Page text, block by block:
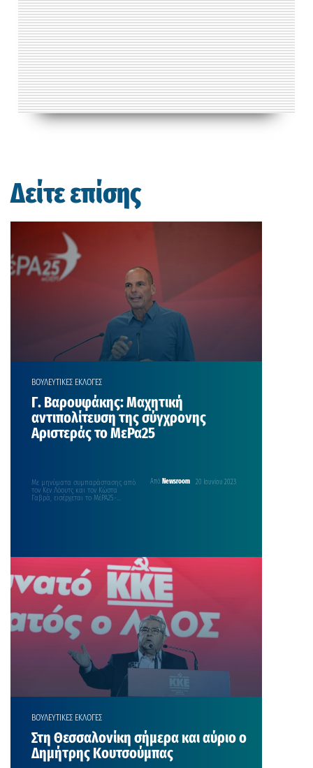
Δείτε επίσης
ΒΟΥΛΕΥΤΙΚΕΣ ΕΚΛΟΓΕΣ
Γ. Βαρουφάκης: Μαχητική
αντιπολίτευση της σύγχρονης
Αριστεράς το ΜεΡα25
Από Newsroom 20 Ιουνίου 2023
Με μηνύματα συμπαράστασης από
τον Κεν Λόουτς και τον Κώστα
Γαβρά, εισέρχεται το ΜέΡΑ25-
ΒΟΥΛΕΥΤΙΚΕΣ ΕΚΛΟΓΕΣ
Στη Θεσσαλονίκη σήμερα και αύριο ο
Δημήτρης Κουτσούμπας